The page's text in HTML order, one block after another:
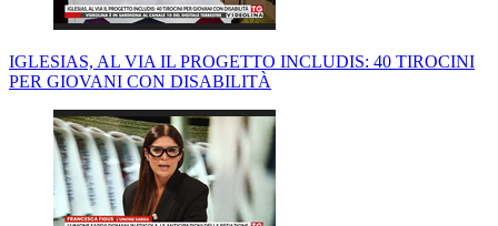
IGLESIAS, AL VIA IL PROGETTO INCLUDIS: 40 TIROCINI
PER GIOVANI CON DISABILITÀ